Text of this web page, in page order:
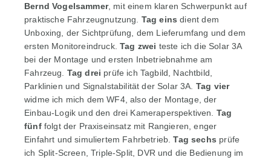
Bernd Vogelsammer, mit einem klaren Schwerpunkt auf
praktische Fahrzeugnutzung. Tag eins dient dem
Unboxing, der Sichtprüfung, dem Lieferumfang und dem
ersten Monitoreindruck.Tag zwei teste ich die Solar 3A
bei der Montage und ersten Inbetriebnahme am
Fahrzeug. Tag drei prüfe ich Tagbild, Nachtbild,
Parklinien und Signalstabilität der Solar 3A. Tag vier
widme ich mich dem WF4, also der Montage, der
Einbau-Logik und den drei Kameraperspektiven. Tag
fünffolgt der Praxiseinsatz mit Rangieren, enger
Einfahrt und simuliertem Fahrbetrieb.Tag sechs prüfe
ich Split-Screen, Triple-Split, DVR und die Bedienung im